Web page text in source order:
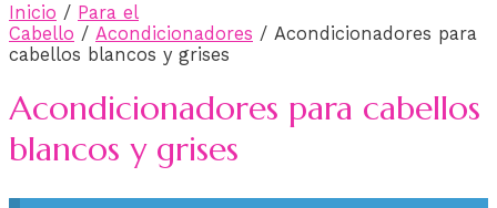
Inicio / Para el
Cabello / Acondicionadores / Acondicionadores para
cabellos blancos y grises
Acondicionadores para cabellos
blancos y grises